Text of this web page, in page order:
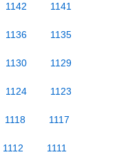
1142 1141
1136 1135
1130 1129
1124 1123
1118 1117
1112 1111